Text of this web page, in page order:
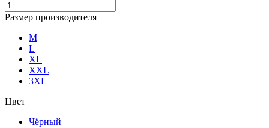
Размер производителя
M
L
XL
XXL
3XL
Цвет
Чёрный